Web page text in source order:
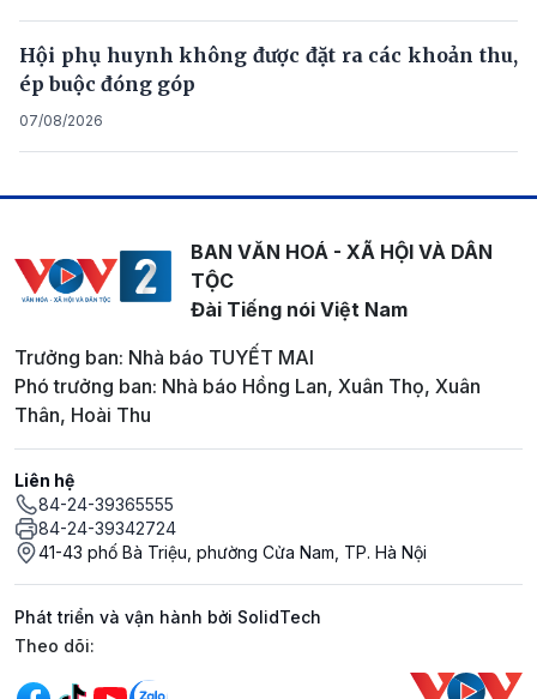
Hội phụ huynh không được đặt ra các khoản thu,
ép buộc đóng góp
07/08/2026
BAN VĂN HOÁ - XÃ HỘI VÀ DÂN
TỘC
Đài Tiếng nói Việt Nam
Trưởng ban: Nhà báo TUYẾT MAI
Phó trưởng ban: Nhà báo Hồng Lan, Xuân Thọ, Xuân
Thân, Hoài Thu
Liên hệ
84-24-39365555
84-24-39342724
41-43 phố Bà Triệu, phường Cửa Nam, TP. Hà Nội
Phát triển và vận hành bởi SolidTech
Mạng xã hội
Theo dõi: